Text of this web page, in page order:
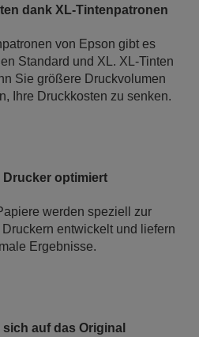
dank XL-Tintenpatronen
von Epson gibt es
Standard und XL. XL-Tinten
Sie größere Druckvolumen
Ihre Druckkosten zu senken.
Drucker optimiert
werden speziell zur
entwickelt und liefern
Ergebnisse.
auf das Original